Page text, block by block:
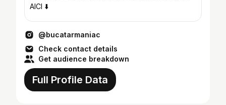
AICI ⬇️
@bucatarmaniac
Check contact details
Get audience breakdown
Full Profile Data